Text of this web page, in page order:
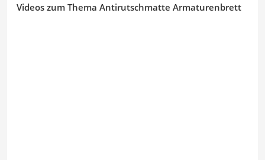
Videos zum Thema Antirutschmatte Armaturenbrett